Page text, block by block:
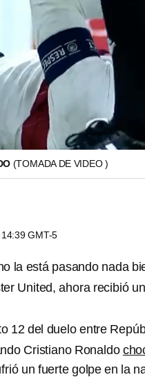
(TOMADA DE VIDEO )
GMT-5
la está pasando nada
United, ahora recibió
12 del duelo entre
Cristiano Ronaldo
un fuerte golpe en la